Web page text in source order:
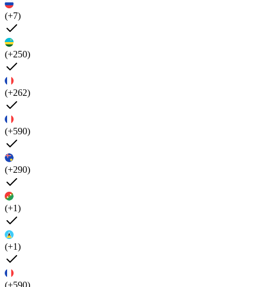
(+7)
(+250)
(+262)
(+590)
(+290)
(+1)
(+1)
(+590)